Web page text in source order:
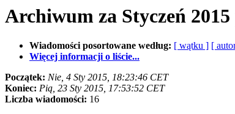
Archiwum za Styczeń
Wiadomości posortowane według: [ wątku ] [
Więcej informacji o liście...
Początek: Nie, 4 Sty 2015, 18:23:46 CET
Koniec: Pią, 23 Sty 2015, 17:53:52 CET
Liczba wiadomości: 16